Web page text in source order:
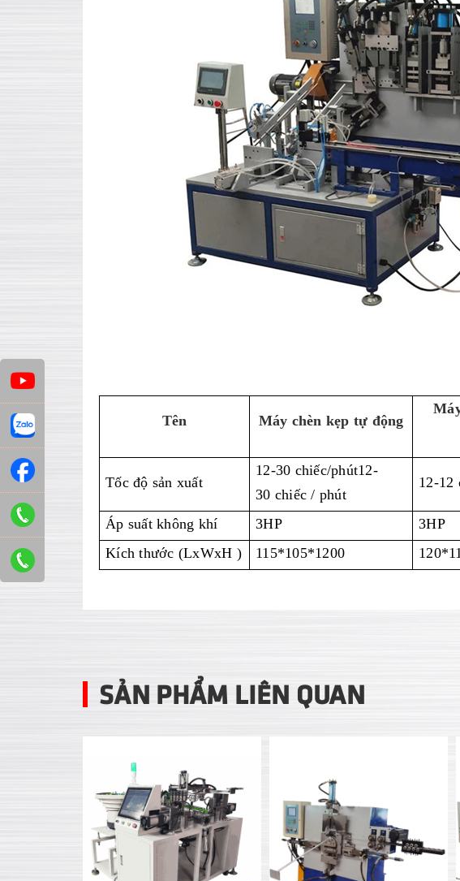
Tên Máy chèn kẹp tự động
Tốc độ sản xuất
12-30 chiếc/phút12-
30 chiếc / phút
12-12
Áp suất không khí 3HP
3HP
Kích thước (LxWxH )
115*105*1200
SẢN PHẨM LIÊN QUAN